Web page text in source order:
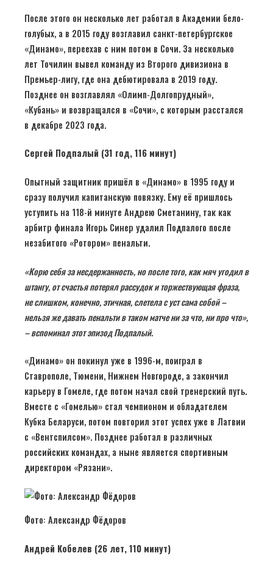
После этого он несколько лет работал в Академии бело-
голубых, а в 2015 году возглавил санкт-петербургское
«Динамо», переехав с ним потом в Сочи. За несколько
лет Точилин вывел команду из Второго дивизиона в
Премьер-лигу, где она дебютировала в 2019 году.
Позднее он возглавлял «Олимп-Долгопрудный»,
«Кубань» и возвращался в «Сочи», с которым расстался
в декабре 2023 года.
Сергей Подпалый (31 год, 116 минут)
Опытный защитник пришёл в «Динамо» в 1995 году и
сразу получил капитанскую повязку. Ему её пришлось
уступить на 118-й минуте Андрею Сметанину, так как
арбитр финала Игорь Синер удалил Подпалого после
незабитого «Ротором» пенальти.
«Корю себя за несдержанность, но после того, как мяч угодил в
штангу, от счастья потерял рассудок и торжествующая фраза,
не слишком, конечно, этичная, слетела с уст сама собой –
нельзя же давать пенальти в таком матче ни за что, ни про что»,
– вспоминал этот эпизод Подпалый.
«Динамо» он покинул уже в 1996-м, поиграл в
Ставрополе, Тюмени, Нижнем Новгороде, а закончил
карьеру в Гомеле, где потом начал свой тренерский путь.
Вместе с «Гомелью» стал чемпионом и обладателем
Кубка Беларуси, потом повторил этот успех уже в Латвии
с «Вентспилсом». Позднее работал в различных
российских командах, а ныне является спортивным
директором «Рязани».
Фото: Александр Фёдоров
Андрей Кобелев (26 лет, 110 минут)